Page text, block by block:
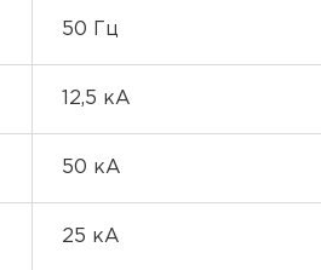
50 Гц
12,5 кА
50 кА
25 кА